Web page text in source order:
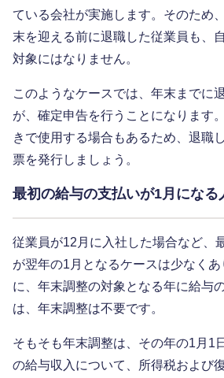
ている会社が実施します。そのため
末を迎える前に退職した従業員も、
対象にはなりません。
このようなケースでは、年末までに
が、確定申告を行うことになります
きで使用する場合もあるため、退職
票を発行しましょう。
最初の給与の支払いが1月になる
従業員が12月に入社した場合など、
が翌年の1月となるケースは少なくあ
に、年末調整の対象となる年に給与
は、年末調整は不要です。
そもそも年末調整は、その年の1月1
の給与収入について、所得税および